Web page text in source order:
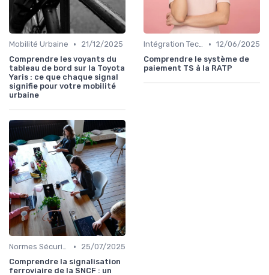
Mobilité Urbaine •
21/12/2025
Comprendre les voyants du
tableau de bord sur la Toyota
Yaris : ce que chaque signal
signifie pour votre mobilité
urbaine
Intégration Technologique • 12/06/2025
Comprendre le système de
paiement TS à la RATP
Normes Sécurité •
25/07/2025
Comprendre la signalisation
ferroviaire de la SNCF : un